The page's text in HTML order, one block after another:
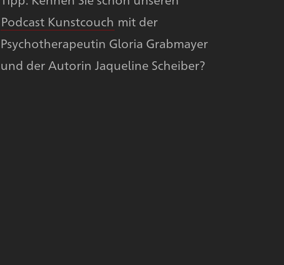
Podcast Kunstcouch mit der
Psychotherapeutin Gloria Grabmayer
und der Autorin Jaqueline Scheiber?